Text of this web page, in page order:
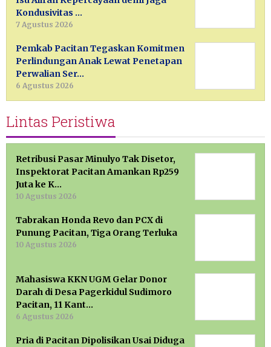
Kondusivitas …
7 Agustus 2026
Pemkab Pacitan Tegaskan Komitmen
Perlindungan Anak Lewat Penetapan
Perwalian Ser…
6 Agustus 2026
Lintas Peristiwa
Retribusi Pasar Minulyo Tak Disetor,
Inspektorat Pacitan Amankan Rp259
Juta ke K…
10 Agustus 2026
Tabrakan Honda Revo dan PCX di
Punung Pacitan, Tiga Orang Terluka
10 Agustus 2026
Mahasiswa KKN UGM Gelar Donor
Darah di Desa Pagerkidul Sudimoro
Pacitan, 11 Kant…
6 Agustus 2026
Pria di Pacitan Dipolisikan Usai Diduga